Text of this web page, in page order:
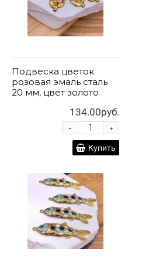
Подвеска цветок
розовая эмаль сталь
20 мм, цвет золото
134.00руб.
+
-
Купить